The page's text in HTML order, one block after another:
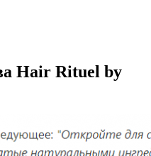
Hair Rituel by